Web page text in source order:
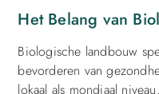
Het Belang van
Biologische landbouw
bevorderen van
lokaal als mondiaal